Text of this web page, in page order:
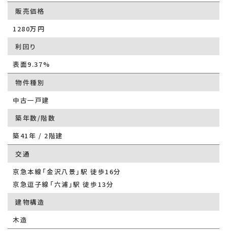
販売価格
1280万円
利回り
表面9.37%
物件種別
中古一戸建
築年数/階数
築41年 / 2階建
交通
京急本線「金沢八景」駅 徒歩16分
京急逗子線「六浦」駅 徒歩13分
建物構造
木造